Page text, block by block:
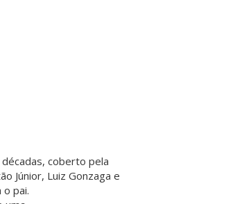
coberto pela
Júnior, Luiz Gonzaga e
pai.